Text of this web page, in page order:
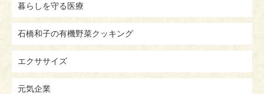
暮らしを守る医療
石橋和子の有機野菜クッキング
エクササイズ
元気企業